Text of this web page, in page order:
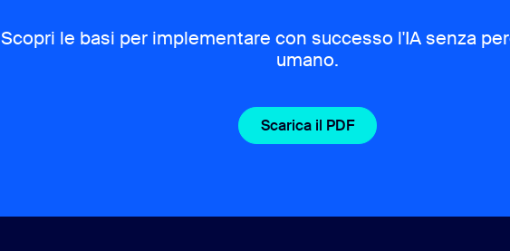
Scopri le basi per implementare con successo l'IA senza
umano.
Scarica il PDFScarica la guida